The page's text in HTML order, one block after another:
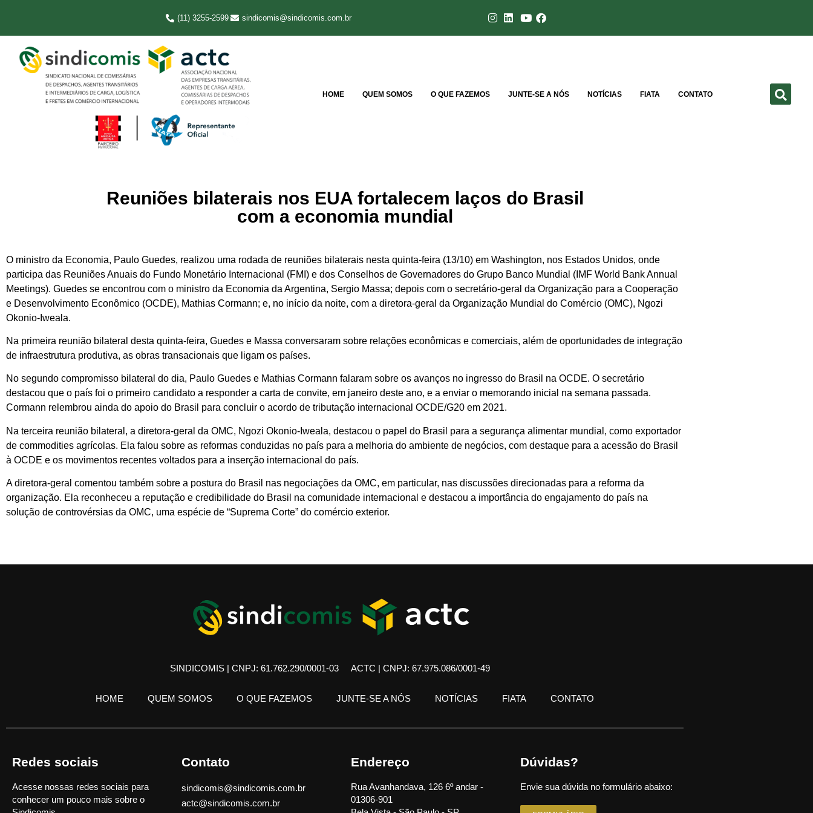
(11) 3255-2599 sindicomis@sindicomis.com.br
HOME QUEM SOMOS O QUE FAZEMOS JUNTE-SE A NÓS NOTÍCIAS FIATA CONTATO
Reuniões bilaterais nos EUA fortalecem laços do Brasil
com a economia mundial
O ministro da Economia, Paulo Guedes, realizou uma rodada de reuniões bilaterais nesta quinta-feira (13/10) em Washington, nos Estados Unidos, onde
participa das Reuniões Anuais do Fundo Monetário Internacional (FMI) e dos Conselhos de Governadores do Grupo Banco Mundial (IMF World Bank Annual
Meetings). Guedes se encontrou com o ministro da Economia da Argentina, Sergio Massa; depois com o secretário-geral da Organização para a Cooperação
e Desenvolvimento Econômico (OCDE), Mathias Cormann; e, no início da noite, com a diretora-geral da Organização Mundial do Comércio (OMC), Ngozi
Okonio-Iweala.
Na primeira reunião bilateral desta quinta-feira, Guedes e Massa conversaram sobre relações econômicas e comerciais, além de oportunidades de integração
de infraestrutura produtiva, as obras transacionais que ligam os países.
No segundo compromisso bilateral do dia, Paulo Guedes e Mathias Cormann falaram sobre os avanços no ingresso do Brasil na OCDE. O secretário
destacou que o país foi o primeiro candidato a responder a carta de convite, em janeiro deste ano, e a enviar o memorando inicial na semana passada.
Cormann relembrou ainda do apoio do Brasil para concluir o acordo de tributação internacional OCDE/G20 em 2021.
Na terceira reunião bilateral, a diretora-geral da OMC, Ngozi Okonio-Iweala, destacou o papel do Brasil para a segurança alimentar mundial, como exportador
de commodities agrícolas. Ela falou sobre as reformas conduzidas no país para a melhoria do ambiente de negócios, com destaque para a acessão do Brasil
à OCDE e os movimentos recentes voltados para a inserção internacional do país.
A diretora-geral comentou também sobre a postura do Brasil nas negociações da OMC, em particular, nas discussões direcionadas para a reforma da
organização. Ela reconheceu a reputação e credibilidade do Brasil na comunidade internacional e destacou a importância do engajamento do país na
solução de controvérsias da OMC, uma espécie de “Suprema Corte” do comércio exterior.
SINDICOMIS | CNPJ: 61.762.290/0001-03 ACTC | CNPJ: 67.975.086/0001-49
HOME QUEM SOMOS O QUE FAZEMOS JUNTE-SE A NÓS NOTÍCIAS FIATA CONTATO
Redes sociais
Acesse nossas redes sociais para
conhecer um pouco mais sobre o
Contato
sindicomis@sindicomis.com.br
actc@sindicomis.com.br
Endereço
Rua Avanhandava, 126 6º andar -
01306-901
Dúvidas?
Envie sua dúvida no formulário abaixo: